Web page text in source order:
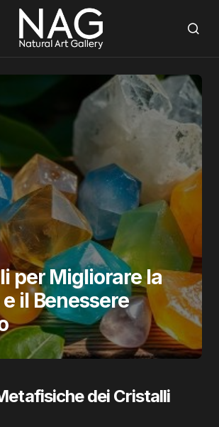
per Migliorare la
il Benessere
dei Cristalli